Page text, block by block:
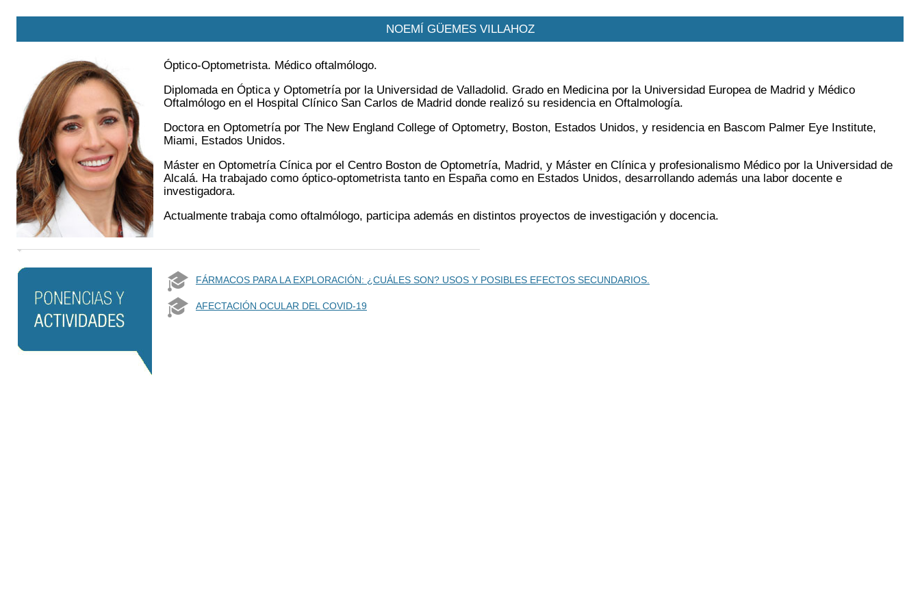
NOEMÍ GÜEMES VILLAHOZ
Óptico-Optometrista. Médico oftalmólogo.
Diplomada en Óptica y Optometría por la Universidad de Valladolid. Grado en Medicina por la Universidad Europea de Madrid y Médico
Oftalmólogo en el Hospital Clínico San Carlos de Madrid donde realizó su residencia en Oftalmología.
Doctora en Optometría por The New England College of Optometry, Boston, Estados Unidos, y residencia en Bascom Palmer Eye Institute,
Miami, Estados Unidos.
Máster en Optometría Cínica por el Centro Boston de Optometría, Madrid, y Máster en Clínica y profesionalismo Médico por la Universidad de
Alcalá. Ha trabajado como óptico-optometrista tanto en España como en Estados Unidos, desarrollando además una labor docente e
investigadora.
Actualmente trabaja como oftalmólogo, participa además en distintos proyectos de investigación y docencia.
FÁRMACOS PARA LA EXPLORACIÓN: ¿CUÁLES SON? USOS Y POSIBLES EFECTOS SECUNDARIOS.
AFECTACIÓN OCULAR DEL COVID-19